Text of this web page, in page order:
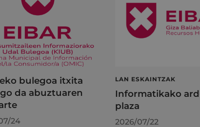
bulegoa itxita
da abuztuaren
24
LAN ESKAINTZAK
Informatikako
plaza
2026/07/22